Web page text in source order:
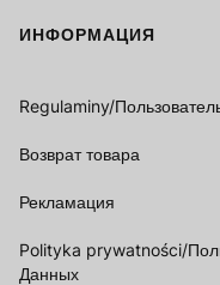
Footer menu
ИНФОРМАЦИЯ
Regulaminy/
Возврат товара
Рекламация
Polityka prywatności/
Данных